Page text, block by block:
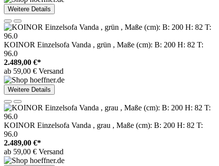
Weitere Details
KOINOR Einzelsofa Vanda , grün , Maße (cm): B: 200 H: 82 T:
96.0
2.489,00 €*
ab 59,00 € Versand
Weitere Details
KOINOR Einzelsofa Vanda , grau , Maße (cm): B: 200 H: 82 T:
96.0
2.489,00 €*
ab 59,00 € Versand